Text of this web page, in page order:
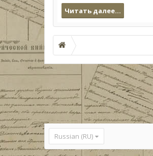
Читать далее...
Russian (RU)